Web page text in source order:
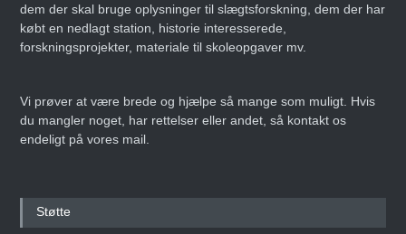
dem der skal bruge oplysninger til slægtsforskning, dem der har
købt en nedlagt station, historie interesserede,
forskningsprojekter, materiale til skoleopgaver mv.
Vi prøver at være brede og hjælpe så mange som muligt. Hvis
du mangler noget, har rettelser eller andet, så kontakt os
endeligt på vores mail.
Støtte